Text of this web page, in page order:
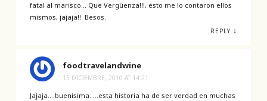
fatal al marisco… Que Vergüenza!!!, esto me lo contaron ellos
mismos, jajaja!!. Besos.
REPLY ↓
foodtravelandwine
15 DICIEMBRE, 2010 AT 14:21
Jajaja….buenisima…..esta historia ha de ser verdad en muchas